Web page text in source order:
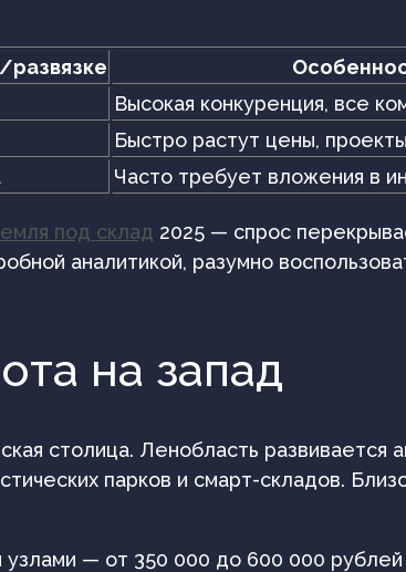
развязке
Высокая конкуренция, все
Быстро растут цены,
Часто требует вложения в
под склад 2025 — спрос
аналитикой, разумно
на запад
столица. Ленобласть развивается
парков и смарт-складов.
— от 350 000 до 600 000